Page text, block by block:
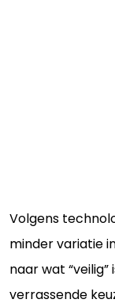
Volgens
minder variatie
naar wat
verrassende